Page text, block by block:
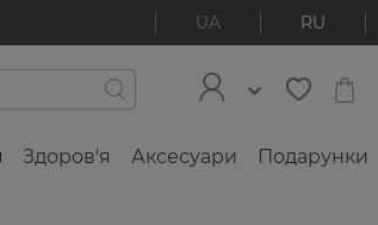
UA RU
Здоров'я Аксесуари Подарунки